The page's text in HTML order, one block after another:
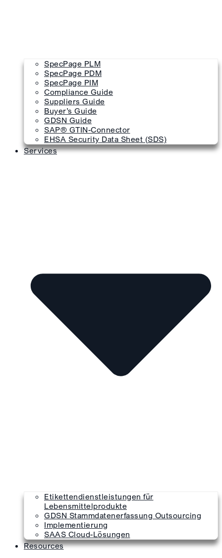
SpecPage PLM
SpecPage PDM
SpecPage PIM
Compliance Guide
Suppliers Guide
Buyer’s Guide
GDSN Guide
SAP® GTIN-Connector
EHSA Security Data Sheet (SDS)
Services
Etikettendienstleistungen für
Lebensmittelprodukte
GDSN Stammdatenerfassung Outsourcing
Implementierung
SAAS Cloud-Lösungen
Resources